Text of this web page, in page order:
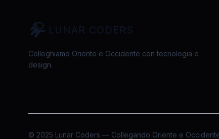
LUNAR CODERS
Colleghiamo Oriente e Occidente con tecnologia e
design.
© 2025 Lunar Coders — Collegando Oriente e